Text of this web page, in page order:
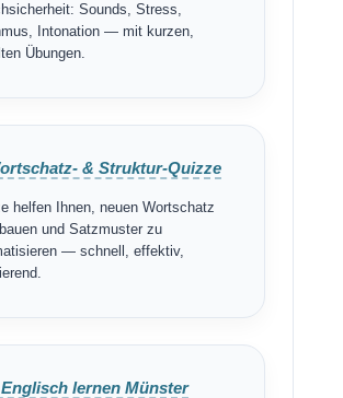
Sounds, Stress,
Intonation — mit kurzen,
Übungen.
& Struktur-Quizze
helfen Ihnen, neuen Wortschatz
und Satzmuster zu
— schnell, effektiv,
Englisch lernen Münster